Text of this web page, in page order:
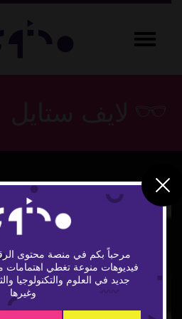
مرحباً بكم في منصة محتوى
فيديوهات منوعة تغطي اهتمامات
جديد في العلوم والتكنولوجيا
وغيرها